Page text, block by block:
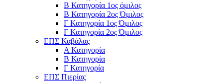
Β Κατηγορία 1ος όμιλος
Β Κατηγορία 2ος Όμιλος
Γ Κατηγορία 1ος Όμιλος
Γ Κατηγορία 2ος Όμιλος
ΕΠΣ Καβάλας
Α Κατηγορία
Β Κατηγορία
Γ Κατηγορία
ΕΠΣ Πιερίας